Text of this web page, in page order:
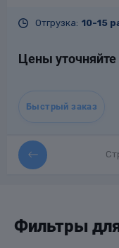
Гарантия
Масса, кг
Отгрузка: 10-15
Цены
Быстрый заказ
Фильтры